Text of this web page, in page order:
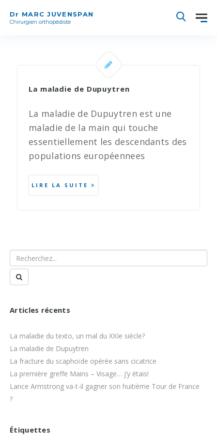
Dr MARC JUVENSPAN
Chirurgien orthopédiste
La maladie de Dupuytren
La maladie de Dupuytren est une
maladie de la main qui touche
essentiellement les descendants des
populations européennees
LIRE LA SUITE
Articles récents
La maladie du texto, un mal du XXIe siècle?
La maladie de Dupuytren
La fracture du scaphoïde opérée sans cicatrice
La première greffe Mains – Visage… j’y étais!
Lance Armstrong va-t-il gagner son huitième Tour de France
?
Étiquettes